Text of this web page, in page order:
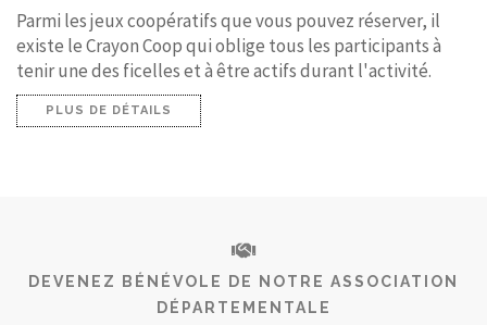
Parmi les jeux coopératifs que vous pouvez réserver, il
existe le Crayon Coop qui oblige tous les participants à
tenir une des ficelles et à être actifs durant l'activité.
PLUS DE DÉTAILS
DEVENEZ BÉNÉVOLE DE NOTRE ASSOCIATION
DÉPARTEMENTALE